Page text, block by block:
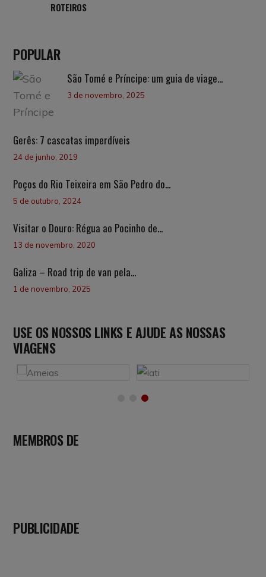
ROTEIROS
POPULAR
São Tomé e Príncipe: um guia de viage...
3 de novembro, 2025
Gerês: 7 cascatas imperdíveis
24 de junho, 2019
Poços do Rio Teixeira em São Pedro do...
5 de outubro, 2024
Visitar o Douro: Régua ao Pocinho de...
13 de novembro, 2020
Galiza – Road trip de van pela...
1 de novembro, 2025
USE OS NOSSOS LINKS E AJUDE AS NOSSAS
VIAGENS
MEMBROS DE
PUBLICIDADE